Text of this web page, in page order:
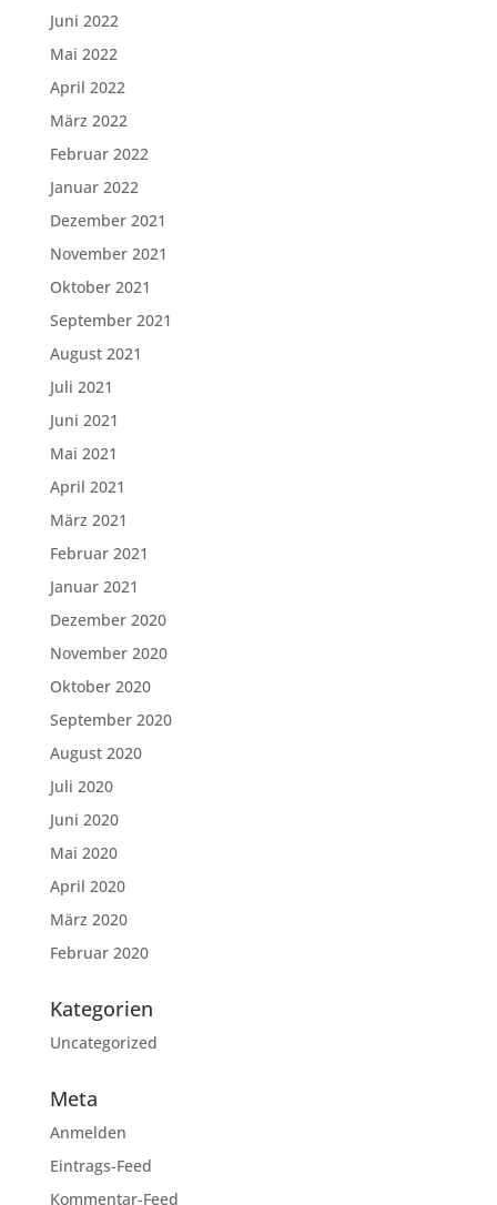
Juni 2022
Mai 2022
April 2022
März 2022
Februar 2022
Januar 2022
Dezember 2021
November 2021
Oktober 2021
September 2021
August 2021
Juli 2021
Juni 2021
Mai 2021
April 2021
März 2021
Februar 2021
Januar 2021
Dezember 2020
November 2020
Oktober 2020
September 2020
August 2020
Juli 2020
Juni 2020
Mai 2020
April 2020
März 2020
Februar 2020
Kategorien
Uncategorized
Meta
Anmelden
Eintrags-Feed
Kommentar-Feed